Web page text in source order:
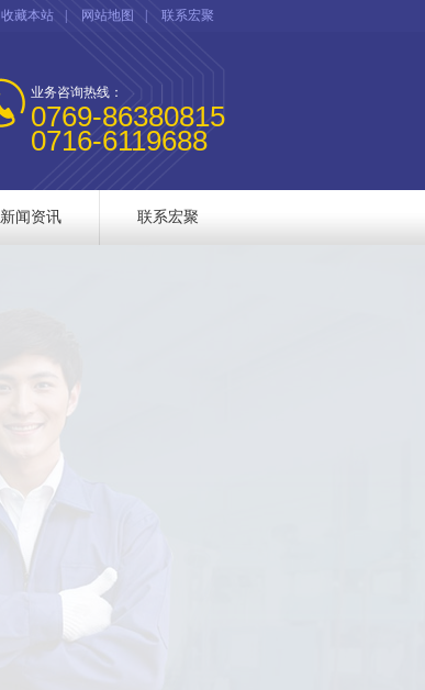
收藏本站 网站地图 联系宏聚
业务咨询热线：
0769-86380815
0716-6119688
新闻资讯 联系宏聚